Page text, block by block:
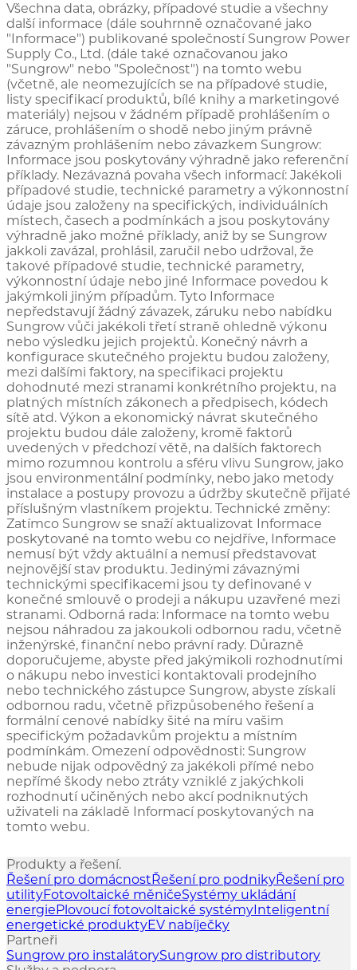
Všechna data, obrázky, případové studie a všechny
další informace (dále souhrnně označované jako
"Informace") publikované společností Sungrow Power
Supply Co., Ltd. (dále také označovanou jako
"Sungrow" nebo "Společnost") na tomto webu
(včetně, ale neomezujících se na případové studie,
listy specifikací produktů, bílé knihy a marketingové
materiály) nejsou v žádném případě prohlášením o
záruce, prohlášením o shodě nebo jiným právně
závazným prohlášením nebo závazkem Sungrow:
Informace jsou poskytovány výhradně jako referenční
příklady. Nezávazná povaha všech informací: Jakékoli
případové studie, technické parametry a výkonnostní
údaje jsou založeny na specifických, individuálních
místech, časech a podmínkách a jsou poskytovány
výhradně jako možné příklady, aniž by se Sungrow
jakkoli zavázal, prohlásil, zaručil nebo udržoval, že
takové případové studie, technické parametry,
výkonnostní údaje nebo jiné Informace povedou k
jakýmkoli jiným případům. Tyto Informace
nepředstavují žádný závazek, záruku nebo nabídku
Sungrow vůči jakékoli třetí straně ohledně výkonu
nebo výsledku jejich projektů. Konečný návrh a
konfigurace skutečného projektu budou založeny,
mezi dalšími faktory, na specifikaci projektu
dohodnuté mezi stranami konkrétního projektu, na
platných místních zákonech a předpisech, kódech
sítě atd. Výkon a ekonomický návrat skutečného
projektu budou dále založeny, kromě faktorů
uvedených v předchozí větě, na dalších faktorech
mimo rozumnou kontrolu a sféru vlivu Sungrow, jako
jsou environmentální podmínky, nebo jako metody
instalace a postupy provozu a údržby skutečně přijaté
příslušným vlastníkem projektu. Technické změny:
Zatímco Sungrow se snaží aktualizovat Informace
poskytované na tomto webu co nejdříve, Informace
nemusí být vždy aktuální a nemusí představovat
nejnovější stav produktu. Jedinými závaznými
technickými specifikacemi jsou ty definované v
konečné smlouvě o prodeji a nákupu uzavřené mezi
stranami. Odborná rada: Informace na tomto webu
nejsou náhradou za jakoukoli odbornou radu, včetně
inženýrské, finanční nebo právní rady. Důrazně
doporučujeme, abyste před jakýmikoli rozhodnutími
o nákupu nebo investici kontaktovali prodejního
nebo technického zástupce Sungrow, abyste získali
odbornou radu, včetně přizpůsobeného řešení a
formální cenové nabídky šité na míru vašim
specifickým požadavkům projektu a místním
podmínkám. Omezení odpovědnosti: Sungrow
nebude nijak odpovědný za jakékoli přímé nebo
nepřímé škody nebo ztráty vzniklé z jakýchkoli
rozhodnutí učiněných nebo akcí podniknutých
uživateli na základě Informací poskytovaných na
tomto webu.
Produkty a řešení.
Řešení pro domácnost Řešení pro podnikyŘešení pro
utilityFotovoltaické měničeSystémy ukládání
energie Plovoucí fotovoltaické systémy Inteligentní
energetické produktyEV nabíječky
Partneři
Sungrow pro instalátorySungrow pro distributory